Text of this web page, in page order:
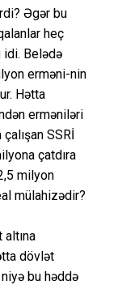
Əgər bu
heç
idi. Belədə
erməni-nin
Hətta
erməniləri
SSRİ
çatdıra
milyon
mülahizədir?
dövlət
bu həddə